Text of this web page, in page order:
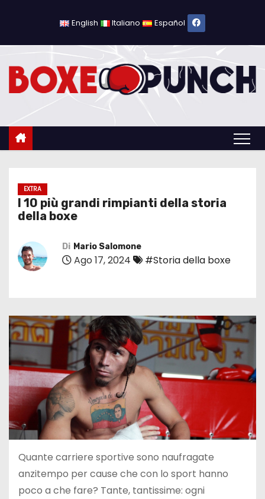
c
English Italiano Español
EXTRA
I 10 più grandi rimpianti della storia
della boxe
Di Mario Salomone
Ago 17, 2024 #Storia della boxe
Quante carriere sportive sono naufragate
anzitempo per cause che con lo sport hanno
poco a che fare? Tante, tantissime: ogni